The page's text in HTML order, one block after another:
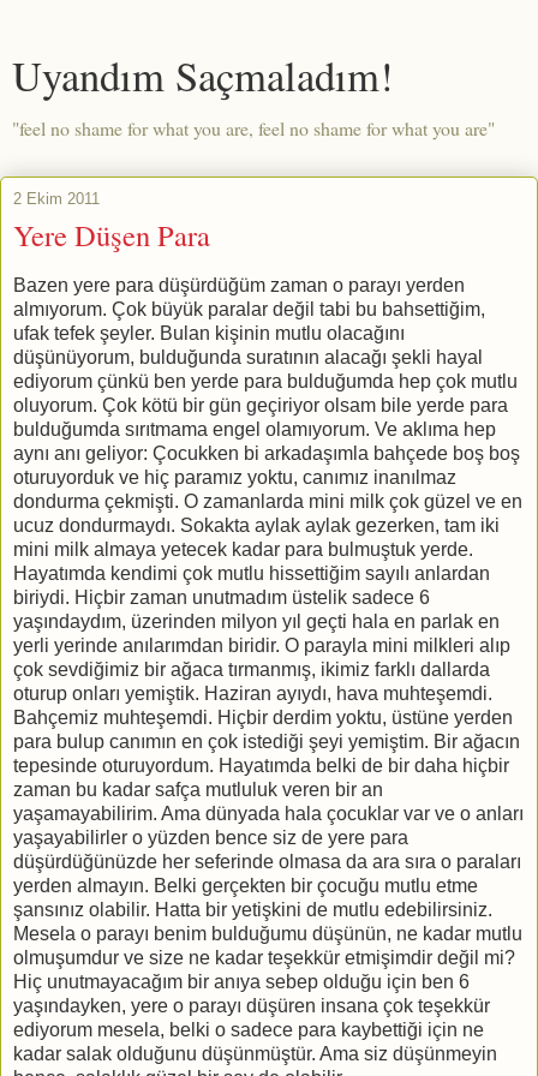
Uyandım Saçmaladım!
"feel no shame for what you are, feel no shame for what you are"
2 Ekim 2011
Yere Düşen Para
Bazen yere para düşürdüğüm zaman o parayı yerden
almıyorum. Çok büyük paralar değil tabi bu bahsettiğim,
ufak tefek şeyler. Bulan kişinin mutlu olacağını
düşünüyorum, bulduğunda suratının alacağı şekli hayal
ediyorum çünkü ben yerde para bulduğumda hep çok mutlu
oluyorum. Çok kötü bir gün geçiriyor olsam bile yerde para
bulduğumda sırıtmama engel olamıyorum. Ve aklıma hep
aynı anı geliyor: Çocukken bi arkadaşımla bahçede boş boş
oturuyorduk ve hiç paramız yoktu, canımız inanılmaz
dondurma çekmişti. O zamanlarda mini milk çok güzel ve en
ucuz dondurmaydı. Sokakta aylak aylak gezerken, tam iki
mini milk almaya yetecek kadar para bulmuştuk yerde.
Hayatımda kendimi çok mutlu hissettiğim sayılı anlardan
biriydi. Hiçbir zaman unutmadım üstelik sadece 6
yaşındaydım, üzerinden milyon yıl geçti hala en parlak en
yerli yerinde anılarımdan biridir. O parayla mini milkleri alıp
çok sevdiğimiz bir ağaca tırmanmış, ikimiz farklı dallarda
oturup onları yemiştik. Haziran ayıydı, hava muhteşemdi.
Bahçemiz muhteşemdi. Hiçbir derdim yoktu, üstüne yerden
para bulup canımın en çok istediği şeyi yemiştim. Bir ağacın
tepesinde oturuyordum. Hayatımda belki de bir daha hiçbir
zaman bu kadar safça mutluluk veren bir an
yaşamayabilirim. Ama dünyada hala çocuklar var ve o anları
yaşayabilirler o yüzden bence siz de yere para
düşürdüğünüzde her seferinde olmasa da ara sıra o paraları
yerden almayın. Belki gerçekten bir çocuğu mutlu etme
şansınız olabilir. Hatta bir yetişkini de mutlu edebilirsiniz.
Mesela o parayı benim bulduğumu düşünün, ne kadar mutlu
olmuşumdur ve size ne kadar teşekkür etmişimdir değil mi?
Hiç unutmayacağım bir anıya sebep olduğu için ben 6
yaşındayken, yere o parayı düşüren insana çok teşekkür
ediyorum mesela, belki o sadece para kaybettiği için ne
kadar salak olduğunu düşünmüştür. Ama siz düşünmeyin